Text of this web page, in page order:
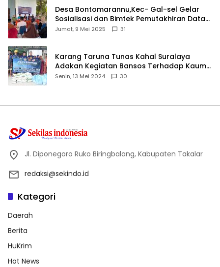
Desa Bontomarannu,Kec- Gal-sel Gelar
Sosialisasi dan Bimtek Pemutakhiran Data
ID
Jumat, 9 Mei 2025 31
Karang Taruna Tunas Kahal Suralaya
Adakan Kegiatan Bansos Terhadap Kaum
Dhuafa dan Anak Yatim-Piatu
Senin, 13 Mei 2024 30
Jl. Diponegoro Ruko Biringbalang, Kabupaten Takalar
redaksi@sekindo.id
Kategori
Daerah
Berita
HuKrim
Hot News